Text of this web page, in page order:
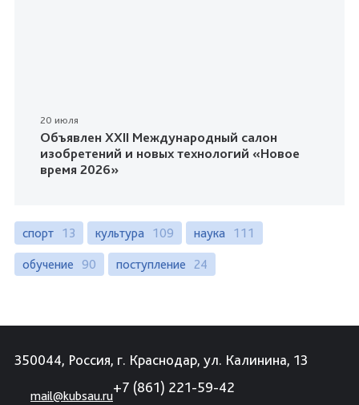
20 июля
Объявлен XXII Международный салон
изобретений и новых технологий «Новое
время 2026»
спорт 13 культура 109 наука 111
обучение 90 поступление 24
350044, Россия, г. Краснодар, ул. Калинина, 13
mail@kubsau.ru
+7 (861) 221-59-42